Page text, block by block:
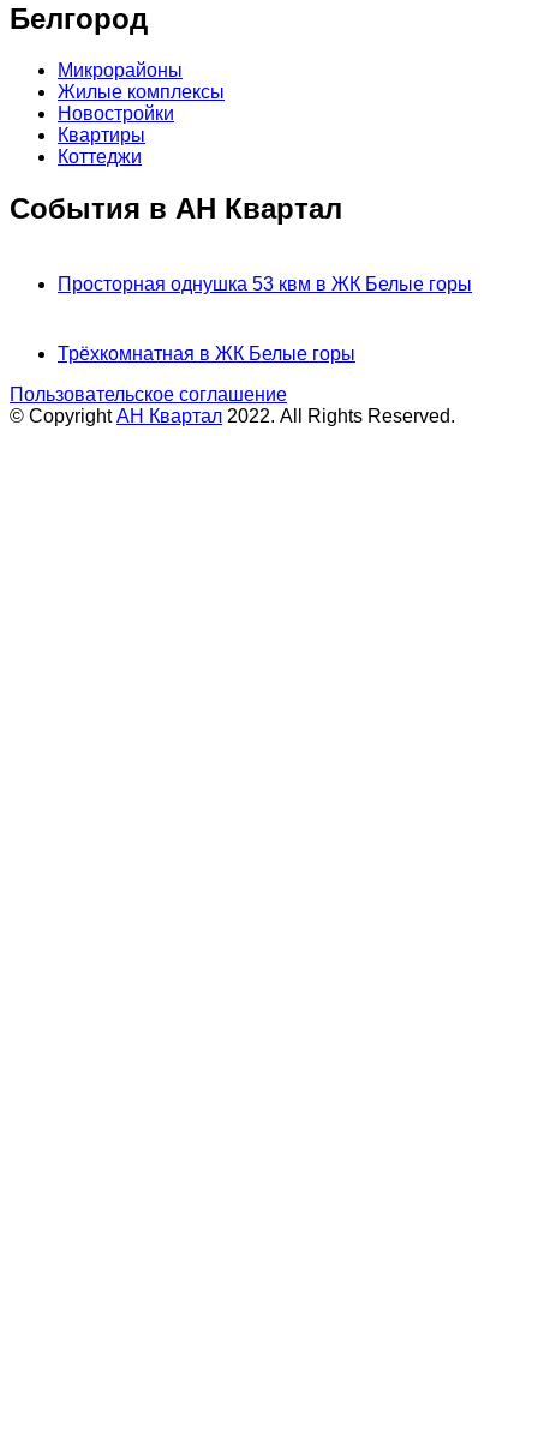
Белгород
Микрорайоны
Жилые комплексы
Новостройки
Квартиры
Коттеджи
События в АН Квартал
Просторная однушка 53 квм в ЖК Белые горы
Трёхкомнатная в ЖК Белые горы
Пользовательское соглашение
© CopyrightАН Квартал 2022. All Rights Reserved.